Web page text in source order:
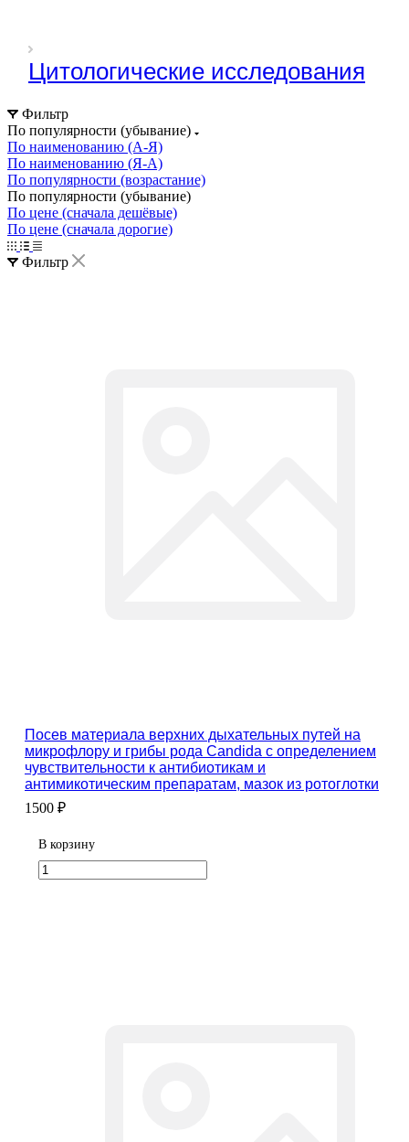
Цитологические исследования
Фильтр
По популярности (убывание)
По наименованию (А-Я)
По наименованию (Я-А)
По популярности (возрастание)
По популярности (убывание)
По цене (сначала дешёвые)
По цене (сначала дорогие)
Фильтр
Посев материала верхних дыхательных путей на
микрофлору и грибы рода Candida с определением
чувcтвительности к антибиотикам и
антимикотическим препаратам, мазок из ротоглотки
1500 ₽
В корзину